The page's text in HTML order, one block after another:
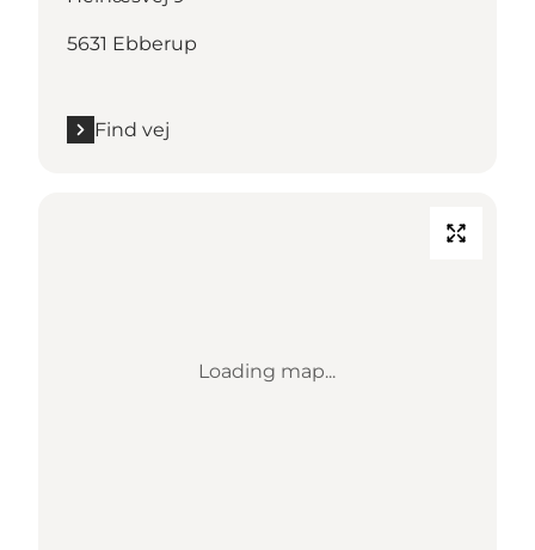
5631 Ebberup
Find vej
Loading map...